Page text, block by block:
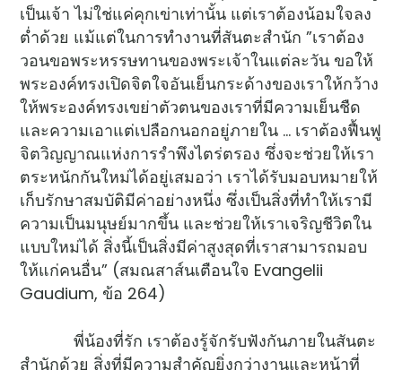
เป็นเจ้า ไม่ใช่แค่คุกเข่าเท่านั้น แต่เราต้องน้อมใจลง
ต่ำด้วย แม้แต่ในการทำงานที่สันตะสำนัก ”เราต้อง
วอนขอพระหรรษทานของพระเจ้าในแต่ละวัน ขอให้
พระองค์ทรงเปิดจิตใจอันเย็นกระด้างของเราให้กว้าง
ให้พระองค์ทรงเขย่าตัวตนของเราที่มีความเย็นชืด
และความเอาแต่เปลือกนอกอยู่ภายใน … เราต้องฟื้นฟู
จิตวิญญาณแห่งการรำพึงไตร่ตรอง ซึ่งจะช่วยให้เรา
ตระหนักกันใหม่ได้อยู่เสมอว่า เราได้รับมอบหมายให้
เก็บรักษาสมบัติมีค่าอย่างหนึ่ง ซึ่งเป็นสิ่งที่ทำให้เรามี
ความเป็นมนุษย์มากขึ้น และช่วยให้เราเจริญชีวิตใน
แบบใหม่ได้ สิ่งนี้เป็นสิ่งมีค่าสูงสุดที่เราสามารถมอบ
ให้แก่คนอื่น” (สมณสาส์นเตือนใจ Evangelii
Gaudium, ข้อ 264)
พี่น้องที่รัก เราต้องรู้จักรับฟังกันภายในสันตะ
สำนักด้วย สิ่งที่มีความสำคัญยิ่งกว่างานและหน้าที่